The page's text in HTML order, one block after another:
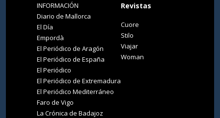
INFORMACIÓN
Diario de Mallorca
El Día
Empordà
El Periódico de Aragón
El Periódico de España
El Periódico
El Periódico de Extremadura
El Periódico Mediterráneo
Faro de Vigo
La Crónica de Badajoz
Revistas
Cuore
Stilo
Viajar
Woman